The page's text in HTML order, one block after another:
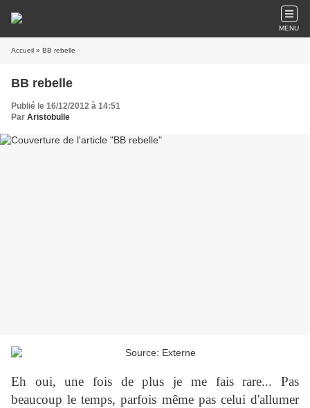
MENU
Accueil » BB rebelle
BB rebelle
Publié le 16/12/2012 à 14:51
Par Aristobulle
Eh oui, une fois de plus je me fais rare... Pas
beaucoup le temps, parfois même pas celui d'allumer